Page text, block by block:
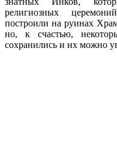
религиозных
построили на руинах
но, к счастью,
сохранились и их можно